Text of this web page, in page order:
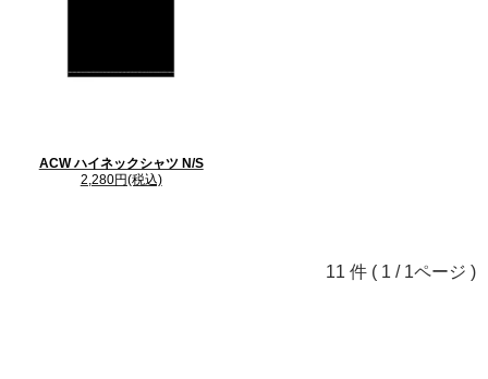
ACW ハイネックシャツ N/S
2,280円(税込)
11 件 ( 1 / 1ページ )